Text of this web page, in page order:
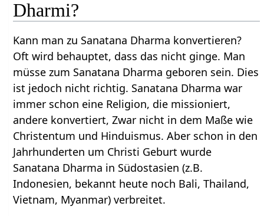
Dharmi?
Kann man zu Sanatana Dharma konvertieren?
Oft wird behauptet, dass das nicht ginge. Man
müsse zum Sanatana Dharma geboren sein. Dies
ist jedoch nicht richtig. Sanatana Dharma war
immer schon eine Religion, die missioniert,
andere konvertiert, Zwar nicht in dem Maße wie
Christentum und Hinduismus. Aber schon in den
Jahrhunderten um Christi Geburt wurde
Sanatana Dharma in Südostasien (z.B.
Indonesien, bekannt heute noch Bali, Thailand,
Vietnam, Myanmar) verbreitet.